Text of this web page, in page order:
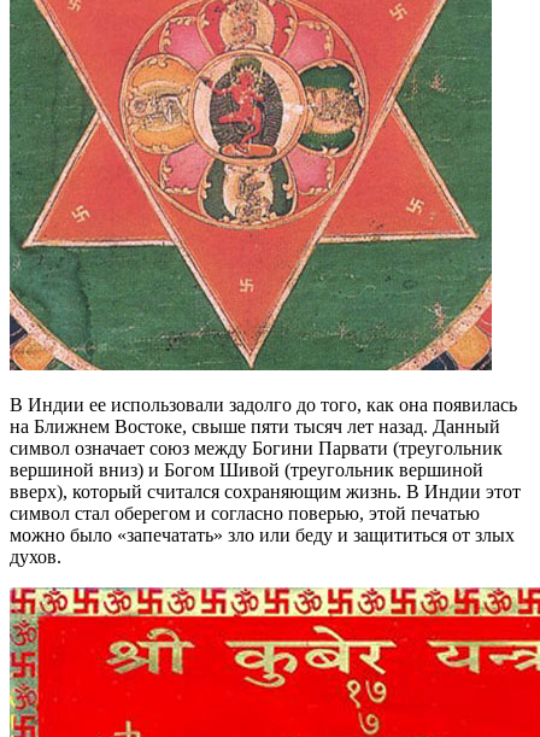
В Индии ее использовали задолго до того, как она появилась
на Ближнем Востоке, свыше пяти тысяч лет назад. Данный
символ означает союз между Богини Парвати (треугольник
вершиной вниз) и Богом Шивой (треугольник вершиной
вверх), который считался сохраняющим жизнь. В Индии этот
символ стал оберегом и согласно поверью, этой печатью
можно было «запечатать» зло или беду и защититься от злых
духов.